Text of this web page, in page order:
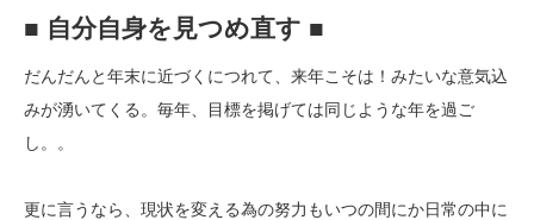
■ 自分自身を見つめ直す ■
だんだんと年末に近づくにつれて、来年こそは！ みたいな意気込
みが湧いてくる。毎年、目標を掲げては同じような年を過ご
し。。
更に言うなら、現状を変える為の努力もいつの間にか日常の中に